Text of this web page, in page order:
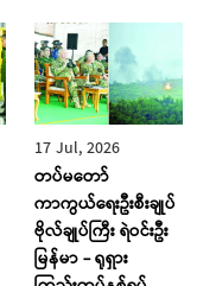
17 Jul, 2026
တပ်မတော်
ကာကွယ်ရေးဦးစီးချုပ်
ဗိုလ်ချုပ်ကြီး ရဲဝင်းဦး
မြန်မာ - ရုရှား